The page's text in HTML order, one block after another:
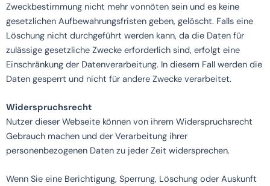
Zweckbestimmung nicht mehr vonnöten sein und es keine
gesetzlichen Aufbewahrungsfristen geben, gelöscht. Falls eine
Löschung nicht durchgeführt werden kann, da die Daten für
zulässige gesetzliche Zwecke erforderlich sind, erfolgt eine
Einschränkung der Datenverarbeitung. In diesem Fall werden die
Daten gesperrt und nicht für andere Zwecke verarbeitet.
Widerspruchsrecht
Nutzer dieser Webseite können von ihrem Widerspruchsrecht
Gebrauch machen und der Verarbeitung ihrer
personenbezogenen Daten zu jeder Zeit widersprechen.
Wenn Sie eine Berichtigung, Sperrung, Löschung oder Auskunft